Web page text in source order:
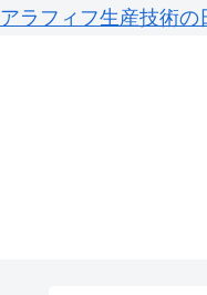
アラフィフ生産技術の